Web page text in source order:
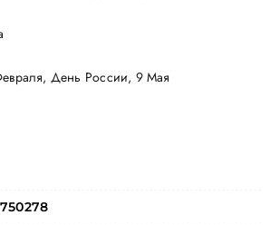
День России, 9 Мая
750278